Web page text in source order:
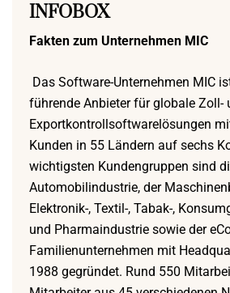
INFOBOX
Fakten zum Unternehmen MIC
Das Software-Unternehmen MIC
führende Anbieter für globale Zoll-
Exportkontroll­softwarelösungen
Kunden in 55 Ländern auf sechs
wichtigsten Kundengruppen sind
Automobilindustrie, der
Elektronik-, Textil-, Tabak-,
und Pharmaindustrie sowie der
Familienunternehmen mit
1988 gegründet. Rund 550